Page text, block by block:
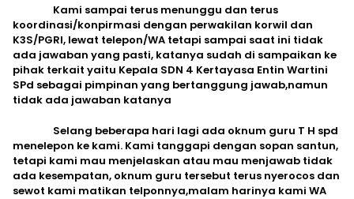
Kami sampai terus menunggu dan terus
koordinasi/konpirmasi dengan perwakilan korwil dan
K3S/PGRI, lewat telepon/WA tetapi sampai saat ini tidak
ada jawaban yang pasti, katanya sudah di sampaikan ke
pihak terkait yaitu Kepala SDN 4 Kertayasa Entin Wartini
SPd sebagai pimpinan yang bertanggung jawab,namun
tidak ada jawaban katanya
Selang beberapa hari lagi ada oknum guru T H spd
menelepon ke kami. Kami tanggapi dengan sopan santun,
tetapi kami mau menjelaskan atau mau menjawab tidak
ada kesempatan, oknum guru tersebut terus nyerocos dan
sewot kami matikan telponnya,malam harinya kami WA